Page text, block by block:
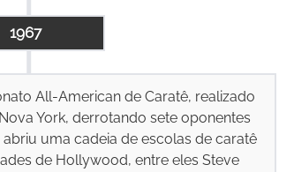
1967
All-American de Caratê, realizado
York, derrotando sete oponentes
uma cadeia de escolas de caratê
de Hollywood, entre eles Steve